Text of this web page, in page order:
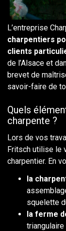
L’entreprise
charpentiers
clients
de l’Alsace et
brevet de
savoir-faire de
Quels
charpente ?
Lors de vos
Fritsch utilise le
charpentier. En
la
squelette
la ferme